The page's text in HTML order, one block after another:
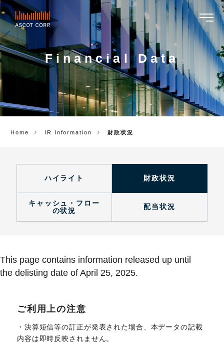
ASCOT
CORP.
Financial Data
ハイライト 財政状況
キャッシュ・フロー
の状況
配当状況
Home IR Information 財政状況
This page contains information released up until
the delisting date of April 25, 2025.
ご利用上の注意
・決算短信等の訂正が発表された場合、本データの記載
内容は即時反映されません。